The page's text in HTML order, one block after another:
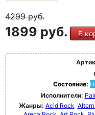
4299руб.
1899 руб. В
Состояние:
Исполнители:
Жанры: Acid Rock